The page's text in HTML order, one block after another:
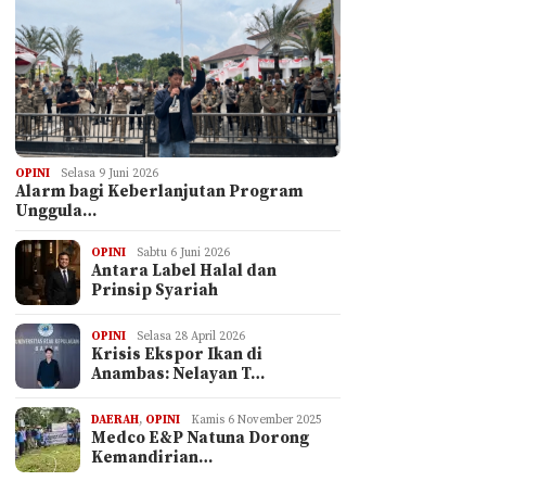
OPINI Selasa 9 Juni 2026
Alarm bagi Keberlanjutan Program
Unggula…
OPINI Sabtu 6 Juni 2026
Antara Label Halal dan
Prinsip Syariah
OPINI Selasa 28 April 2026
Krisis Ekspor Ikan di
Anambas: Nelayan T…
DAERAH, OPINI Kamis 6 November 2025
Medco E&P Natuna Dorong
Kemandirian…